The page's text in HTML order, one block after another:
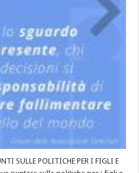
SULLE POLITICHE PER I FIGLI E